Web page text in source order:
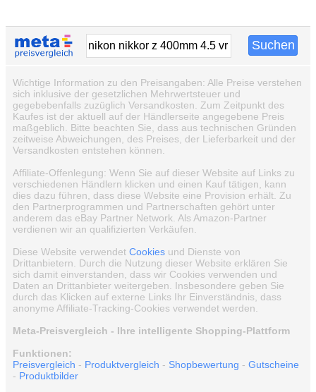
Wichtige Information zu den Preisangaben: Alle Preise verstehen
sich inklusive der gesetzlichen Mehrwertsteuer und
gegebebenfalls zuzüglich Versandkosten. Zum Zeitpunkt des
Kaufes ist der aktuell auf der Händlerseite angegebene Preis
maßgeblich. Bitte beachten Sie, dass aus technischen Gründen
zeitweise Abweichungen, des Preises, der Lieferbarkeit und der
Versandkosten entstehen können.
Affiliate-Offenlegung: Wenn Sie auf dieser Website auf Links zu
verschiedenen Händlern klicken und einen Kauf tätigen, kann
dies dazu führen, dass diese Website eine Provision erhält. Zu
den Partnerprogrammen und Partnerschaften gehört unter
anderem das eBay Partner Network. Als Amazon-Partner
verdienen wir an qualifizierten Verkäufen.
Diese Website verwendet Cookies und Dienste von
Drittanbietern. Durch die Nutzung dieser Website erklären Sie
sich damit einverstanden, dass wir Cookies verwenden und
Daten an Drittanbieter weitergeben. Insbesondere geben Sie
durch das Klicken auf externe Links Ihr Einverständnis, dass
anonyme Affiliate-Tracking-Cookies verwendet werden.
Meta-Preisvergleich - Ihre intelligente Shopping-Plattform
Funktionen:
Preisvergleich - Produktvergleich - Shopbewertung - Gutscheine
- Produktbilder